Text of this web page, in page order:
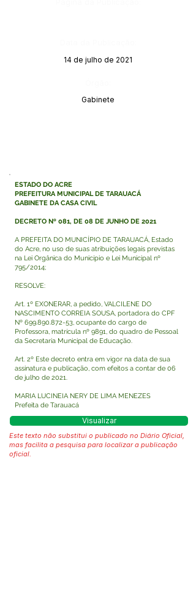
14 de julho de 2021
Gabinete
ESTADO DO ACRE
PREFEITURA MUNICIPAL DE TARAUACÁ
GABINETE DA CASA CIVIL
DECRETO Nº 081, DE 08 DE JUNHO DE 2021
A PREFEITA DO MUNICÍPIO DE TARAUACÁ, Estado
do Acre, no uso de suas atribuições legais previstas
na Lei Orgânica do Município e Lei Municipal nº
795/2014;
RESOLVE:
Art. 1º EXONERAR, a pedido, VALCILENE DO
NASCIMENTO CORREIA SOUSA, portadora do CPF
Nº 699.890.872-53, ocupante do cargo de
Professora, matrícula nº 9891, do quadro de Pessoal
da Secretaria Municipal de Educação.
Art. 2º Este decreto entra em vigor na data de sua
assinatura e publicação, com efeitos a contar de 06
de julho de 2021.
MARIA LUCINEIA NERY DE LIMA MENEZES
Prefeita de Tarauacá
Visualizar
Este texto não substitui o publicado no Diário Oficial,
mas facilita a pesquisa para localizar a publicação
oficial.